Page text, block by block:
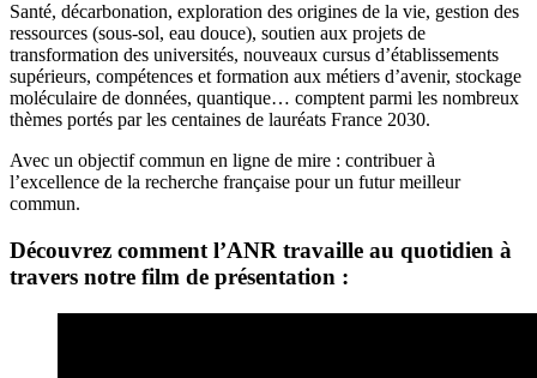
Santé, décarbonation, exploration des origines de la vie, gestion des
ressources (sous-sol, eau douce), soutien aux projets de
transformation des universités, nouveaux cursus d’établissements
supérieurs, compétences et formation aux métiers d’avenir, stockage
moléculaire de données, quantique… comptent parmi les nombreux
thèmes portés par les centaines de lauréats France 2030.
Avec un objectif commun en ligne de mire : contribuer à
l’excellence de la recherche française pour un futur meilleur
commun.
Découvrez comment l’ANR travaille au quotidien à
travers notre film de présentation :